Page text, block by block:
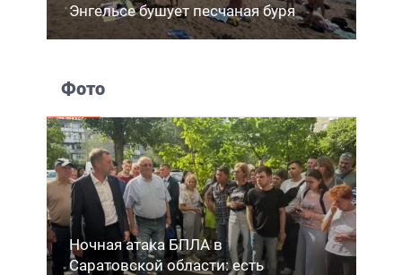
Энгельсе бушует песчаная буря
Фото
Ночная атака БПЛА в
Саратовской области: есть